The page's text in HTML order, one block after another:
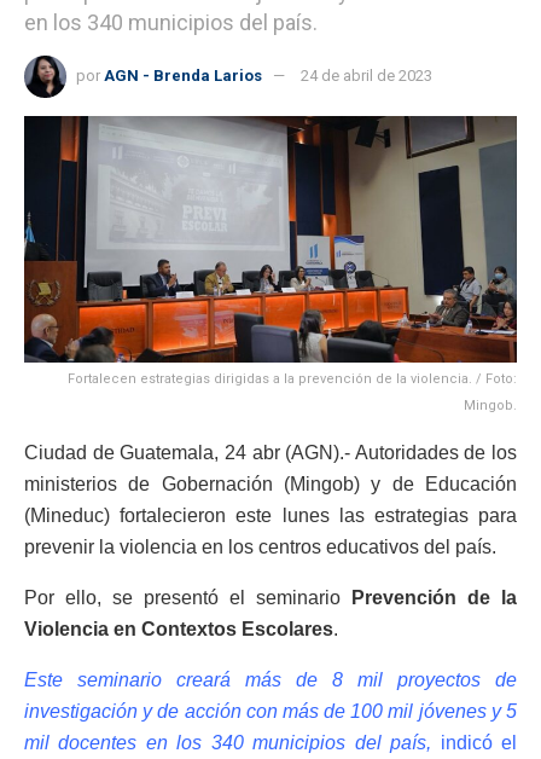
en los 340 municipios del país.
por AGN - Brenda Larios 24 de abril de 2023
Fortalecen estrategias dirigidas a la prevención de la violencia. / Foto:
Mingob.
Ciudad de Guatemala, 24 abr (AGN).- Autoridades de los
ministerios de Gobernación (Mingob) y de Educación
(Mineduc) fortalecieron este lunes las estrategias para
prevenir la violencia en los centros educativos del país.
Por ello, se presentó el seminario
Prevención de la
Violencia en Contextos Escolares.
Este seminario creará más de 8 mil proyectos de
investigación y de acción con más de 100 mil jóvenes y 5
mil docentes en los 340 municipios del país, indicó el